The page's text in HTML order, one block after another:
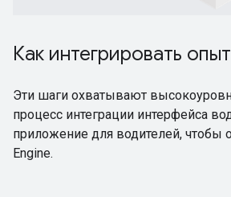
Как интегрировать
Эти шаги охватывают
процесс интеграции интерфейса
приложение для водителей, чтобы
Engine.